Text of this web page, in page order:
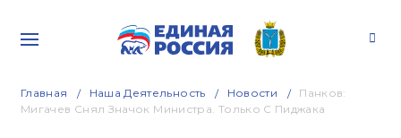
Главная Наша Деятельность Новости
Панков:
Мигачев Снял Значок Министра. Только С Пиджака